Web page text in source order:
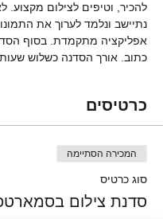
להכיר, וטיפים לצילום מקצוע.
נתיישב ונלמד לערוך את
אפליקציה מתקמדת. בסוף
כתוב. אורך הסדנה כשלוש שעות.
כרטיסים
המכירה הסתיימה
סוג כרטיס
סדנת צילום